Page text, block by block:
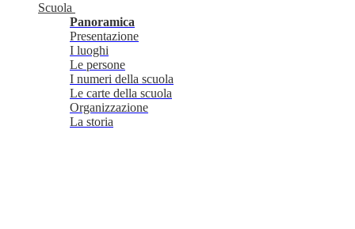
Scuola
Panoramica
Presentazione
I luoghi
Le persone
I numeri della scuola
Le carte della scuola
Organizzazione
La storia